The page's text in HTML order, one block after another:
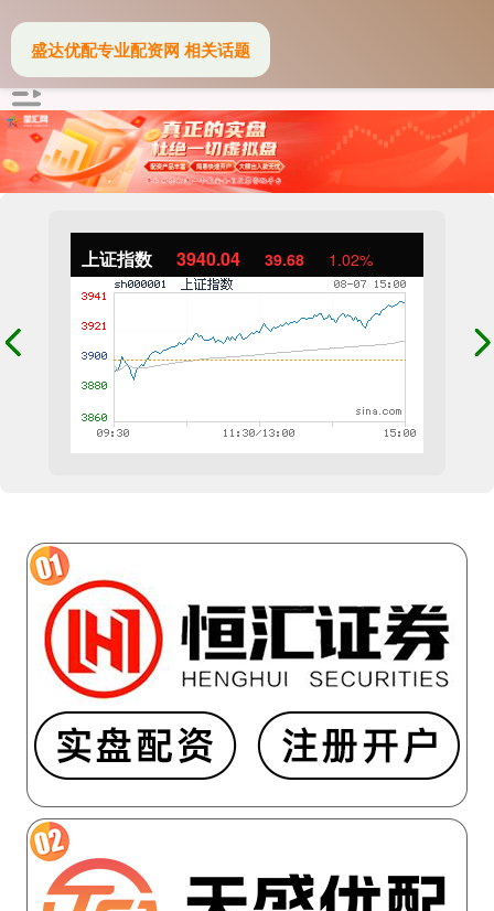
上证指数 3940.04 39.68 1.02%
盛达优配专业配资网 相关话题